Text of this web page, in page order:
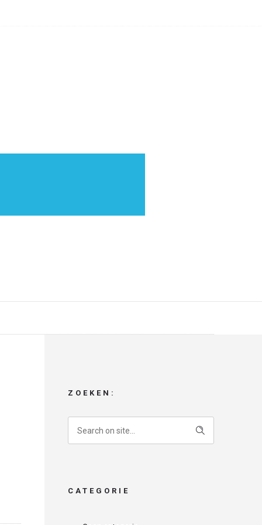
ZOEKEN:
CATEGORIE